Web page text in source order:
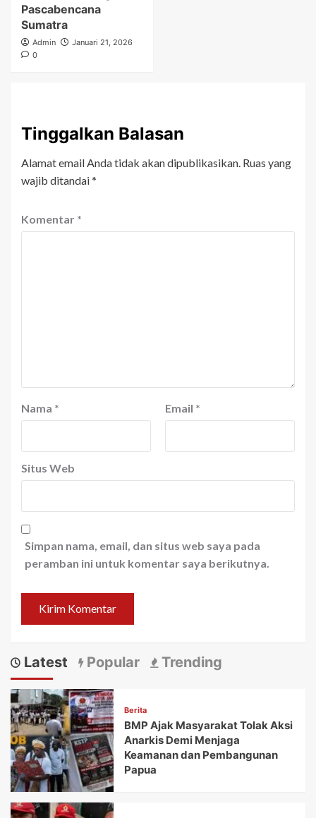
Pascabencana
Sumatra
Admin
Januari 21, 2026
0
Tinggalkan Balasan
Alamat email Anda tidak akan dipublikasikan. Ruas yang
wajib ditandai*
Komentar *
Nama * Email *
Situs Web
Simpan nama, email, dan situs web saya pada
peramban ini untuk komentar saya berikutnya.
Latest Popular Trending
Berita
BMP Ajak Masyarakat Tolak Aksi
Anarkis Demi Menjaga
Keamanan dan Pembangunan
Papua